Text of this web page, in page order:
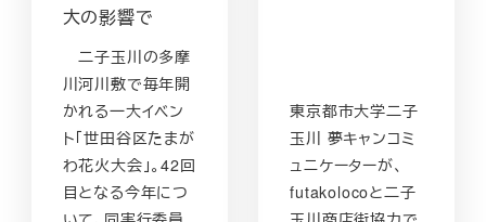
大の影響で
二子玉川の多摩
川河川敷で毎年開
かれる一大イベン
ト「世田谷区たまが
わ花火大会」。42回
目となる今年につ
東京都市大学二子
玉川 夢キャンコミ
ュニケーターが、
futakolocoと二子